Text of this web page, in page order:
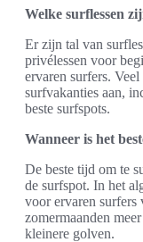
Welke surflessen
Er zijn tal van
privélessen voor
ervaren surfers.
surfvakanties aan,
beste surfspots.
Wanneer is het
De beste tijd om te
de surfspot. In het
voor ervaren
zomermaanden
kleinere golven.